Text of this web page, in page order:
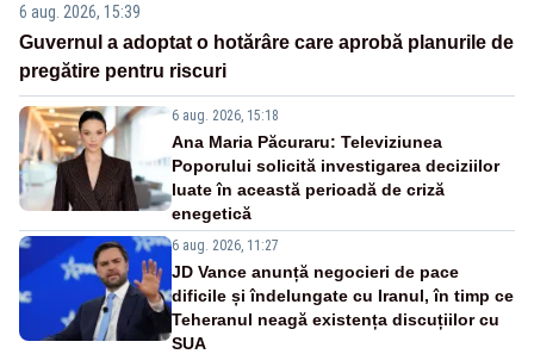
6 aug. 2026, 15:39
Guvernul a adoptat o hotărâre care aprobă planurile de
pregătire pentru riscuri
6 aug. 2026, 15:18
Ana Maria Păcuraru: Televiziunea
Poporului solicită investigarea deciziilor
luate în această perioadă de criză
enegetică
6 aug. 2026, 11:27
JD Vance anunță negocieri de pace
dificile și îndelungate cu Iranul, în timp ce
Teheranul neagă existența discuțiilor cu
SUA